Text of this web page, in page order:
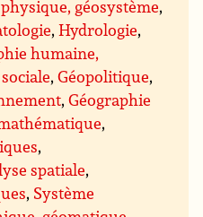
géosystème,
,Hydrologie,
humaine,
,Géopolitique,
,Géographie
,
,
spatiale,
, Système